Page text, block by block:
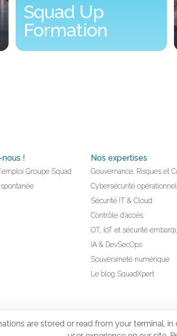
Squad Up
Formation
!
Groupe Squad
Nos expertises
Gouvernance, Risques et
Cybersécurité
Sécurité IT & Cloud
Contrôle d’accès
OT, IoT et sécurité
IA & DevSecOps
Souveraineté numérique
Le blog SquadXpert
are stored or read from your terminal,